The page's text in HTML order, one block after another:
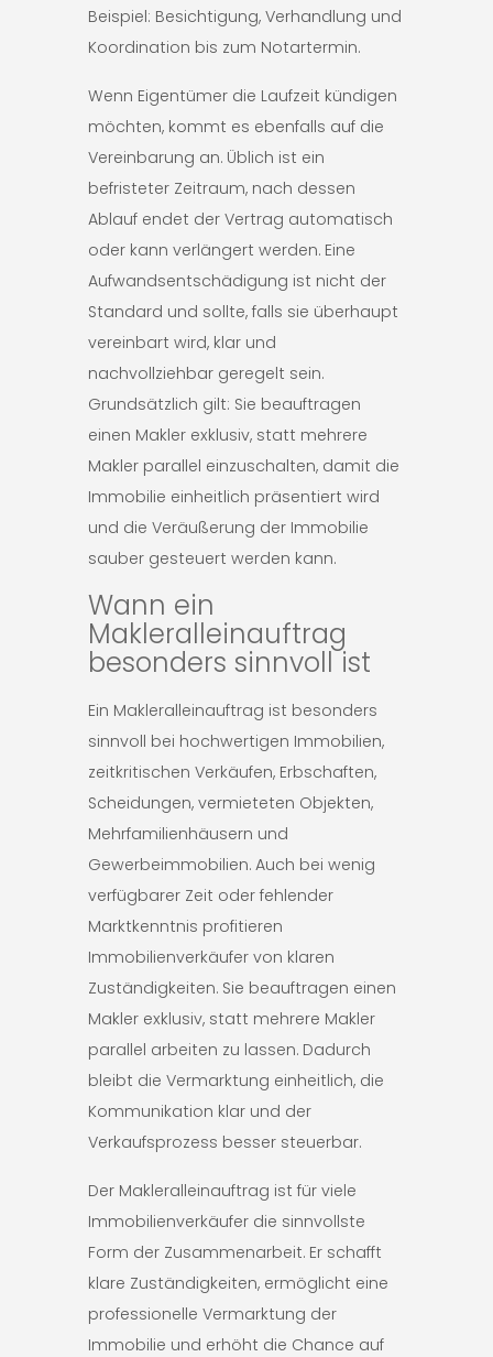
Beispiel: Besichtigung, Verhandlung und
Koordination bis zum Notartermin.
Wenn Eigentümer die Laufzeit kündigen
möchten, kommt es ebenfalls auf die
Vereinbarung an. Üblich ist ein
befristeter Zeitraum, nach dessen
Ablauf endet der Vertrag automatisch
oder kann verlängert werden. Eine
Aufwandsentschädigung ist nicht der
Standard und sollte, falls sie überhaupt
vereinbart wird, klar und
nachvollziehbar geregelt sein.
Grundsätzlich gilt: Sie beauftragen
einen Makler exklusiv, statt mehrere
Makler parallel einzuschalten, damit die
Immobilie einheitlich präsentiert wird
und die Veräußerung der Immobilie
sauber gesteuert werden kann.
Wann ein
Makleralleinauftrag
besonders sinnvoll ist
Ein Makleralleinauftrag ist besonders
sinnvoll bei hochwertigen Immobilien,
zeitkritischen Verkäufen, Erbschaften,
Scheidungen, vermieteten Objekten,
Mehrfamilienhäusern und
Gewerbeimmobilien. Auch bei wenig
verfügbarer Zeit oder fehlender
Marktkenntnis profitieren
Immobilienverkäufer von klaren
Zuständigkeiten. Sie beauftragen einen
Makler exklusiv, statt mehrere Makler
parallel arbeiten zu lassen. Dadurch
bleibt die Vermarktung einheitlich, die
Kommunikation klar und der
Verkaufsprozess besser steuerbar.
Der Makleralleinauftrag ist für viele
Immobilienverkäufer die sinnvollste
Form der Zusammenarbeit. Er schafft
klare Zuständigkeiten, ermöglicht eine
professionelle Vermarktung der
Immobilie und erhöht die Chance auf